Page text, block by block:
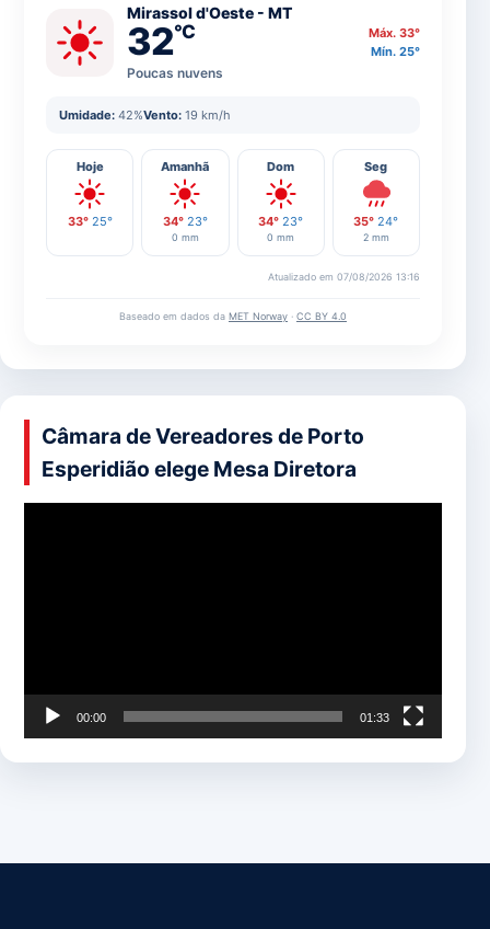
Mirassol d'Oeste - MT
32°C
Poucas nuvens
Máx. 33°
Mín. 25°
Umidade: 42%Vento: 19 km/h
Hoje
33° 25°
Amanhã
34° 23°
0 mm
Dom
34° 23°
0 mm
Seg
35° 24°
2 mm
Atualizado em 07/08/2026 13:16
Baseado em dados da MET Norway · CC BY 4.0
Câmara de Vereadores de Porto
Esperidião elege Mesa Diretora
00:00 01:33